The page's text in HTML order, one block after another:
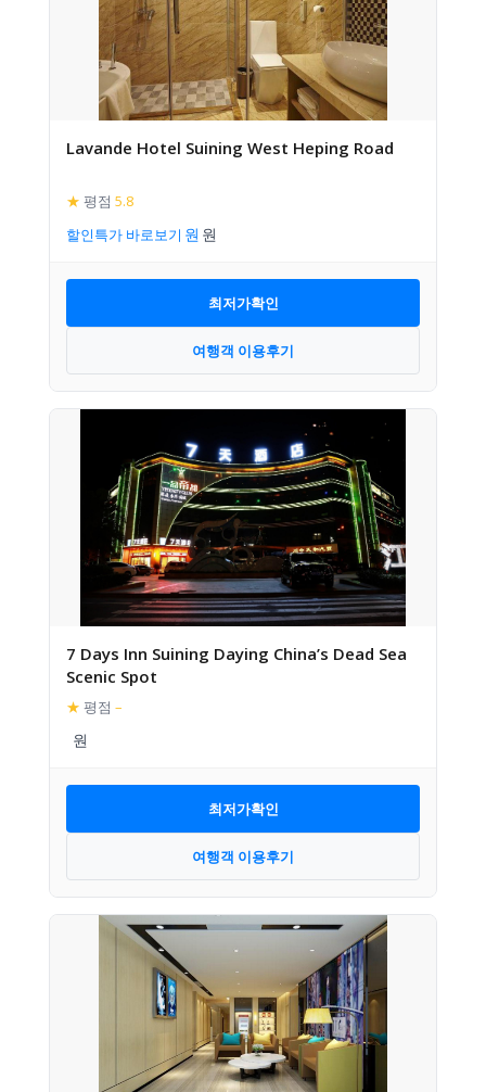
Lavande Hotel Suining West Heping Road
★ 평점 5.8
할인특가 바로보기
최저가확인
여행객 이용후기
7 Days Inn Suining Daying China’s Dead Sea
Scenic Spot
★ 평점 –
최저가확인
여행객 이용후기